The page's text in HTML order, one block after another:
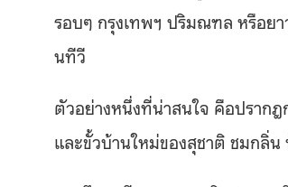
รอบๆ กรุงเทพฯ ปริมณฑล หรือย
นทีวี
ตัวอย่างหนึ่งที่น่าสนใจ คือปราก
และขั้วบ้านใหม่ของสุชาติ ชมกลิ่น